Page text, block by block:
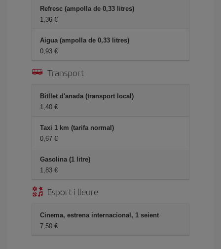
Refresc (ampolla de 0,33 litres)
1,36
Aigua (ampolla de 0,33 litres)
0,93
Transport
Bitllet d'anada (transport local)
1,40
Taxi 1 km (tarifa normal)
0,67
Gasolina (1 litre)
1,83
Esport i lleure
Cinema, estrena internacional, 1 seient
7,50